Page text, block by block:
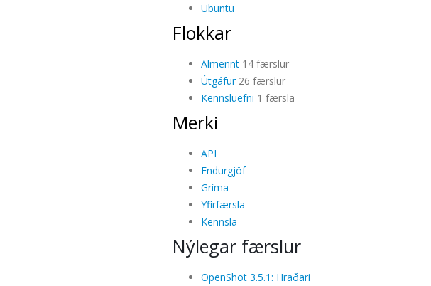
Ubuntu
Flokkar
Almennt14 færslur
Útgáfur26 færslur
Kennsluefni 1 færsla
Merki
API
Endurgjöf
Gríma
Yfirfærsla
Kennsla
Nýlegar færslur
OpenShot 3.5.1: Hraðari